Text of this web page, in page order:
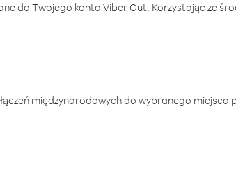
do Twojego konta Viber Out. Korzystając ze
międzynarodowych do wybranego miejsca